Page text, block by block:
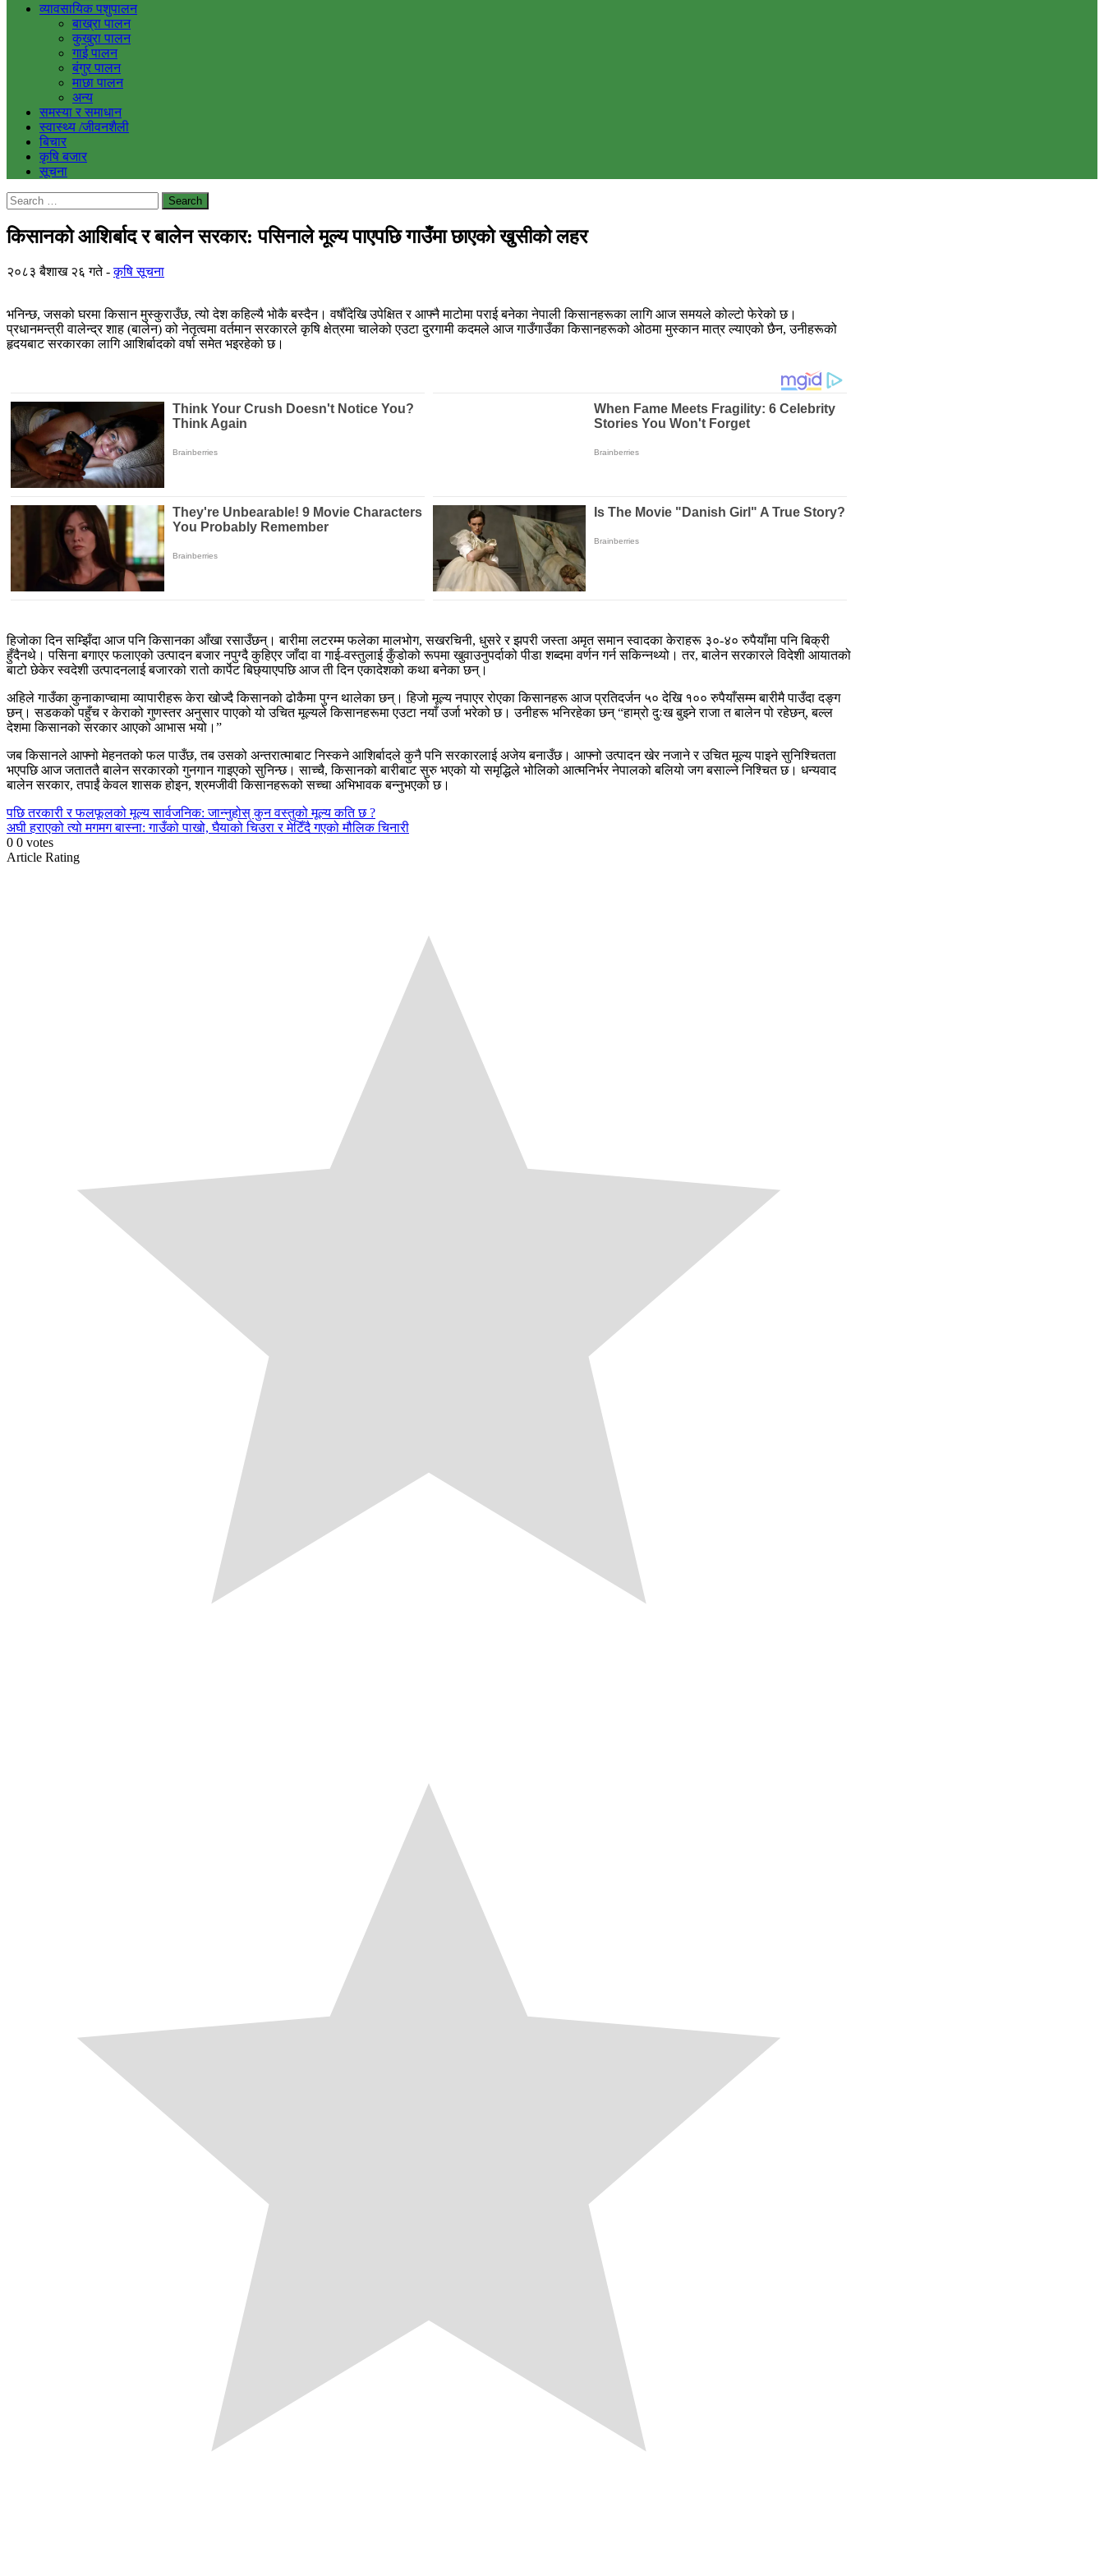
व्यावसायिक पशुपालन
बाख्रा पालन
कुखुरा पालन
गाई पालन
बंगुर पालन
माछा पालन
अन्य
समस्या र समाधान
स्वास्थ्य /जीवनशैली
बिचार
कृषि बजार
सूचना
Search
for:
किसानको आशिर्बाद र बालेन सरकार: पसिनाले मूल्य पाएपछि गाउँमा छाएको खुसीको लहर
२०८३ बैशाख २६ गते कृषि सूचना
भनिन्छ, जसको घरमा किसान मुस्कुराउँछ, त्यो देश कहिल्यै भोकै बस्दैन। वर्षौँदेखि उपेक्षित र आफ्नै माटोमा पराई बनेका नेपाली किसानहरूका लागि आज समयले कोल्टो फेरेको छ।
प्रधानमन्त्री वालेन्द्र शाह (बालेन) को नेतृत्वमा वर्तमान सरकारले कृषि क्षेत्रमा चालेको एउटा दुरगामी कदमले आज गाउँगाउँका किसानहरूको ओठमा मुस्कान मात्र ल्याएको छैन, उनीहरूको
हृदयबाट सरकारका लागि आशिर्बादको वर्षा समेत भइरहेको छ।
हिजोका दिन सम्झिँदा आज पनि किसानका आँखा रसाउँछन्। बारीमा लटरम्म फलेका मालभोग, सखरचिनी, धुसरे र झपरी जस्ता अमृत समान स्वादका केराहरू ३०-४० रुपैयाँमा पनि बिक्री
हुँदैनथे। पसिना बगाएर फलाएको उत्पादन बजार नपुग्दै कुहिएर जाँदा वा गाई-वस्तुलाई कुँडोको रूपमा खुवाउनुपर्दाको पीडा शब्दमा वर्णन गर्न सकिन्नथ्यो। तर, बालेन सरकारले विदेशी आयातको
बाटो छेकेर स्वदेशी उत्पादनलाई बजारको रातो कार्पेट बिछ्याएपछि आज ती दिन एकादेशको कथा बनेका छन्।
अहिले गाउँका कुनाकाप्चामा व्यापारीहरू केरा खोज्दै किसानको ढोकैमा पुग्न थालेका छन्। हिजो मूल्य नपाएर रोएका किसानहरू आज प्रतिदर्जन ५० देखि १०० रुपैयाँसम्म बारीमै पाउँदा दङ्ग
छन्। सडकको पहुँच र केराको गुणस्तर अनुसार पाएको यो उचित मूल्यले किसानहरूमा एउटा नयाँ उर्जा भरेको छ। उनीहरू भनिरहेका छन् “हाम्रो दुःख बुझ्ने राजा त बालेन पो रहेछन्, बल्ल
देशमा किसानको सरकार आएको आभास भयो।”
जब किसानले आफ्नो मेहनतको फल पाउँछ, तब उसको अन्तरात्माबाट निस्कने आशिर्बादले कुनै पनि सरकारलाई अजेय बनाउँछ। आफ्नो उत्पादन खेर नजाने र उचित मूल्य पाइने सुनिश्चितता
भएपछि आज जताततै बालेन सरकारको गुनगान गाइएको सुनिन्छ। साच्चै, किसानको बारीबाट सुरु भएको यो समृद्धिले भोलिको आत्मनिर्भर नेपालको बलियो जग बसाल्ने निश्चित छ। धन्यवाद
बालेन सरकार, तपाईं केवल शासक होइन, श्रमजीवी किसानहरूको सच्चा अभिभावक बन्नुभएको छ।
Continue
Reading
पछितरकारी र फलफूलको मूल्य सार्वजनिक: जान्नुहोस् कुन वस्तुको मूल्य कति छ ?
अघीहराएको त्यो मगमग बास्ना: गाउँको पाखो, घैयाको चिउरा र मेटिँदै गएको मौलिक चिनारी
0 0 votes
Article Rating